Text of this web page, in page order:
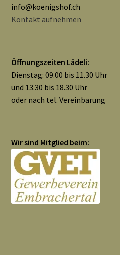
info@koenigshof.ch
Kontakt aufnehmen
Öffnungszeiten Lädeli:
Dienstag: 09.00 bis 11.30 Uhr
und 13.30 bis 18.30 Uhr
oder nach tel. Vereinbarung
Wir sind Mitglied beim: